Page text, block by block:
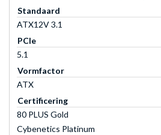
Standaard
ATX12V 3.1
PCIe
5.1
Vormfactor
ATX
Certificering
80 PLUS Gold
Cybenetics Platinum